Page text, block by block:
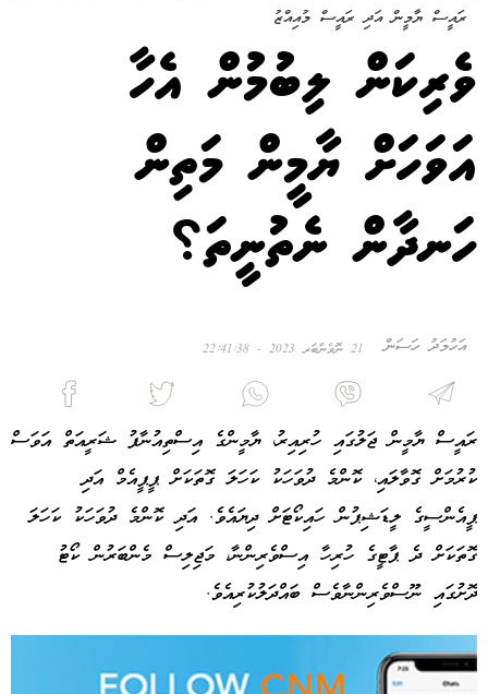
ރައީސް ޔާމީން އަދި ރައީސް މުއިއްޒު
ވެރިކަން ލިބުމުން އެހާ
އަވަހަށް ޔާމީން މަތިން
ހަނދާން ނެތުނީތަ؟
އަހުމަދު ހަސަން 21 ނޮވެންބަރ 2023 - 22:41:38
ރައީސް ޔާމީން ޖަލުގައި ހުރިއިރު، ޔާމީންގެ އިސްތިއުނާފު ޝަރީއަތް އަވަސް
ކުރުމަށް ގޮވާލައި، ކޮންމެ ދުވަހަކު ކަހަލަ ގޮތަކަށް ޕީޕީއެމް އަދި
ޕީއެންސީގެ ލީޑަޝިޕުން ހައިކޯޓަށް ދިޔައެވެ. އަދި ކޮންމެ ދުވަހަކު ކަހަލަ
ގޮތަކަށް ދެ ޕާޓީގެ ހުރިހާ އިސްވެރިންނާ، މަޖިލިސް މެންބަރުން ކޯޓު
ދޮށުގައި ނޫސްވެރިންނާވެސް ބައްދަލުކުރިއެވެ.